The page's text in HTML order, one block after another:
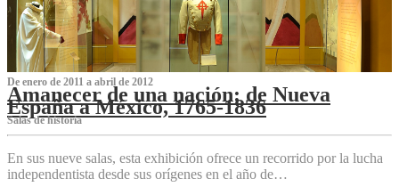
De enero de 2011 a abril de 2012
Amanecer de una nación: de Nueva
España a México, 1765-1836
Salas de historia
En sus nueve salas, esta exhibición ofrece un recorrido por la lucha
independentista desde sus orígenes en el año de…